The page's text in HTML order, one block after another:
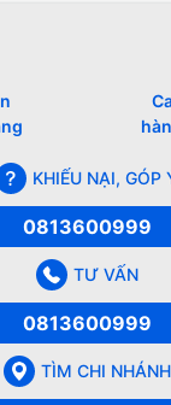
KHIẾU NẠI, GÓP
0813600999
TƯ VẤN
0813600999
TÌM CHI NHÁNH